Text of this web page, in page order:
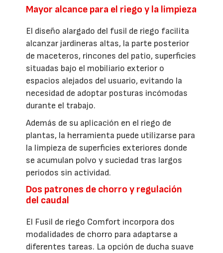
Mayor alcance para el riego y la limpieza
El diseño alargado del fusil de riego facilita
alcanzar jardineras altas, la parte posterior
de maceteros, rincones del patio, superficies
situadas bajo el mobiliario exterior o
espacios alejados del usuario, evitando la
necesidad de adoptar posturas incómodas
durante el trabajo.
Además de su aplicación en el riego de
plantas, la herramienta puede utilizarse para
la limpieza de superficies exteriores donde
se acumulan polvo y suciedad tras largos
periodos sin actividad.
Dos patrones de chorro y regulación
del caudal
El Fusil de riego Comfort incorpora dos
modalidades de chorro para adaptarse a
diferentes tareas. La opción de ducha suave